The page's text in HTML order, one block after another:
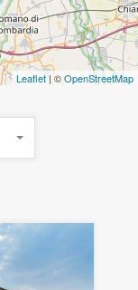
Leaflet | ©OpenStreetMap